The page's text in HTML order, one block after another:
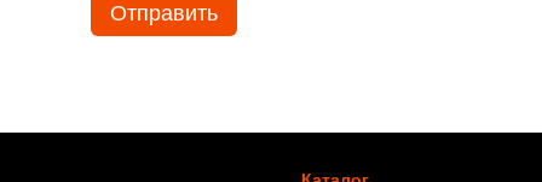
Отправить